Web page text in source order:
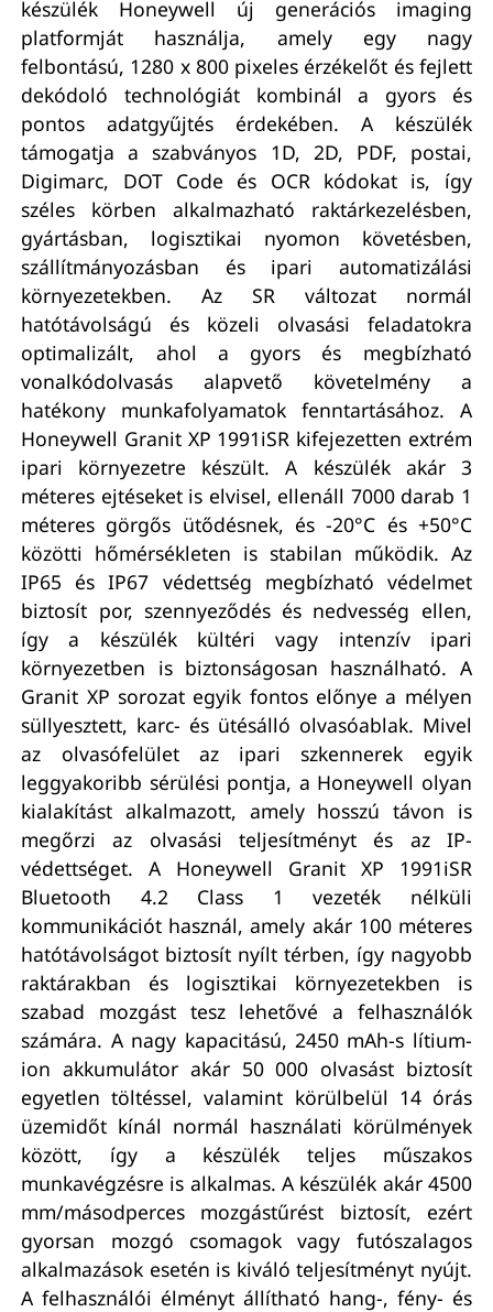
készülék Honeywell új generációs imaging
platformját használja, amely egy nagy
felbontású, 1280 x 800 pixeles érzékelőt és fejlett
dekódoló technológiát kombinál a gyors és
pontos adatgyűjtés érdekében. A készülék
támogatja a szabványos 1D, 2D, PDF, postai,
Digimarc, DOT Code és OCR kódokat is, így
széles körben alkalmazható raktárkezelésben,
gyártásban, logisztikai nyomon követésben,
szállítmányozásban és ipari automatizálási
környezetekben. Az SR változat normál
hatótávolságú és közeli olvasási feladatokra
optimalizált, ahol a gyors és megbízható
vonalkódolvasás alapvető követelmény a
hatékony munkafolyamatok fenntartásához. A
Honeywell Granit XP 1991iSR kifejezetten extrém
ipari környezetre készült. A készülék akár 3
méteres ejtéseket is elvisel, ellenáll 7000 darab 1
méteres görgős ütődésnek, és -20°C és +50°C
közötti hőmérsékleten is stabilan működik. Az
IP65 és IP67 védettség megbízható védelmet
biztosít por, szennyeződés és nedvesség ellen,
így a készülék kültéri vagy intenzív ipari
környezetben is biztonságosan használható. A
Granit XP sorozat egyik fontos előnye a mélyen
süllyesztett, karc- és ütésálló olvasóablak. Mivel
az olvasófelület az ipari szkennerek egyik
leggyakoribb sérülési pontja, a Honeywell olyan
kialakítást alkalmazott, amely hosszú távon is
megőrzi az olvasási teljesítményt és az IP-
védettséget. A Honeywell Granit XP 1991iSR
Bluetooth 4.2 Class 1 vezeték nélküli
kommunikációt használ, amely akár 100 méteres
hatótávolságot biztosít nyílt térben, így nagyobb
raktárakban és logisztikai környezetekben is
szabad mozgást tesz lehetővé a felhasználók
számára. A nagy kapacitású, 2450 mAh-s lítium-
ion akkumulátor akár 50 000 olvasást biztosít
egyetlen töltéssel, valamint körülbelül 14 órás
üzemidőt kínál normál használati körülmények
között, így a készülék teljes műszakos
munkavégzésre is alkalmas. A készülék akár 4500
mm/másodperces mozgástűrést biztosít, ezért
gyorsan mozgó csomagok vagy futószalagos
alkalmazások esetén is kiváló teljesítményt nyújt.
A felhasználói élményt állítható hang-, fény- és